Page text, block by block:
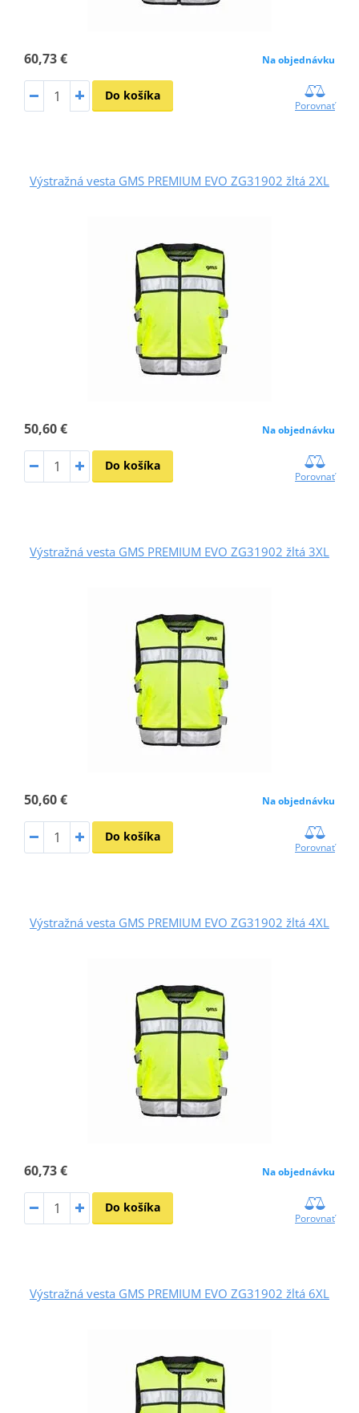
60,73 € Na objednávku
Do košíka
Porovnať
Výstražná vesta GMS PREMIUM EVO ZG31902 žltá 2XL
50,60 € Na objednávku
Do košíka
Porovnať
Výstražná vesta GMS PREMIUM EVO ZG31902 žltá 3XL
50,60 € Na objednávku
Do košíka
Porovnať
Výstražná vesta GMS PREMIUM EVO ZG31902 žltá 4XL
60,73 € Na objednávku
Do košíka
Porovnať
Výstražná vesta GMS PREMIUM EVO ZG31902 žltá 6XL